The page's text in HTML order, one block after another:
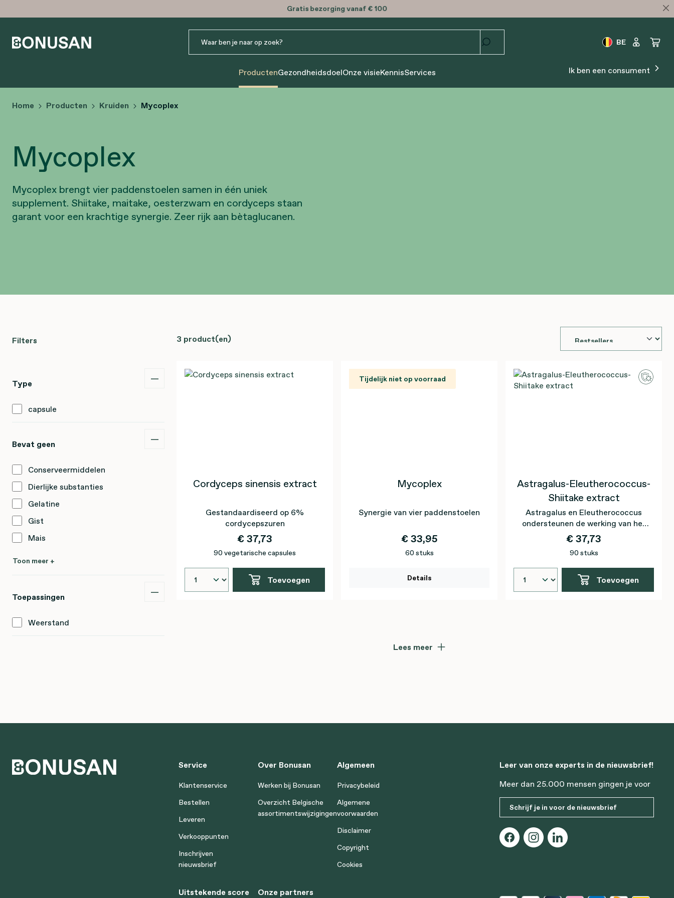
Gratisbezorging vanaf € 100
BE
ProductenGezondheidsdoelOnze visieKennisServices Ik ben een consument
Home Producten Kruiden Mycoplex
Mycoplex
Mycoplex brengt vier paddenstoelen samen in één uniek
supplement. Shiitake, maitake, oesterzwam en cordyceps staan
garant voor een krachtige synergie. Zeer rijk aan bètaglucanen.
Filters
Type
capsule
Bevat geen
Conserveermiddelen
Dierlijke substanties
Gelatine
Gist
Mais
Toon meer +
Toepassingen
Weerstand
3 product(en)
Cordyceps sinensis extract
Gestandaardiseerd op 6%
cordycepszuren
€ 37,73
90 vegetarische capsules
Toevoegen
Tijdelijk niet op voorraad
Mycoplex
Synergie van vier paddenstoelen
€ 33,95
60 stuks
Details
Astragalus-Eleutherococcus-
Shiitake extract
Astragalus en Eleutherococcus
ondersteunen de werking van het
immuunsysteem*
€ 37,73
90 stuks
Toevoegen
Lees meer
Service
Klantenservice
Bestellen
Leveren
Verkooppunten
Inschrijven
nieuwsbrief
Over Bonusan
Werken bij Bonusan
Overzicht Belgische
assortimentswijzigingen
Algemeen
Privacybeleid
Algemene
voorwaarden
Disclaimer
Copyright
Cookies
Uitstekende score Onze partners
Leer van onze experts in de nieuwsbrief!
Meer dan 25.000 mensen gingen je voor
Schrijf je in voor de nieuwsbrief